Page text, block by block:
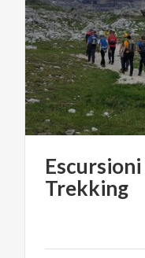
Escursioni
Trekking